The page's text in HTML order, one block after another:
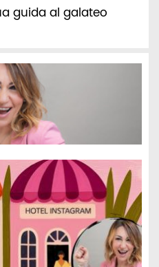
guida al galateo